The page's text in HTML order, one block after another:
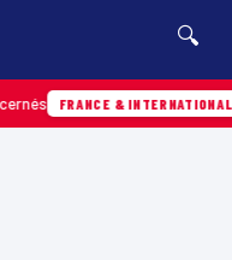
🔍
FRANCE & INTERNATIONALE